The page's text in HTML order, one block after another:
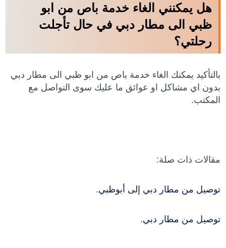
هل يمكنني الغاء خدمة باص من ابو
ظبي الى مطار دبي في حال تأجلت
رحلتي؟
بالتأكيد يمكنك الغاء خدمة باص من ابو ظبي الى مطار دبي
بدون اي مشاكل او عوائق ما عليك سوى التواصل مع
المكتب.
مقالات ذات صلة:
توصيل من مطار دبي إلى أبوظبي.
توصيل من مطار دبي.